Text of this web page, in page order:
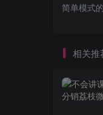
简单模式
相关推